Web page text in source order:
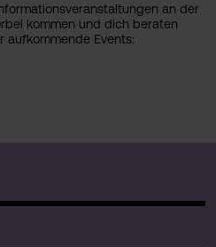
an der
kommen und dich beraten
aufkommende Events: